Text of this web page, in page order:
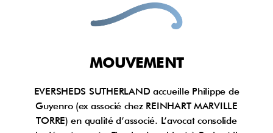
MOUVEMENT
EVERSHEDS SUTHERLAND accueille Philippe de
Guyenro (ex associé chez REINHART MARVILLE
TORRE) en qualité d’associé. L’avocat consolide